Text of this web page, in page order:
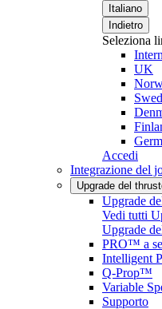
Italiano
Indietro
Seleziona
UK
Accedi
Integrazione del
Upgrade del
Upgrade
Vedi tutti
Upgrade
PRO™ a
Intelligent
Q-Prop™
Variable
Supporto